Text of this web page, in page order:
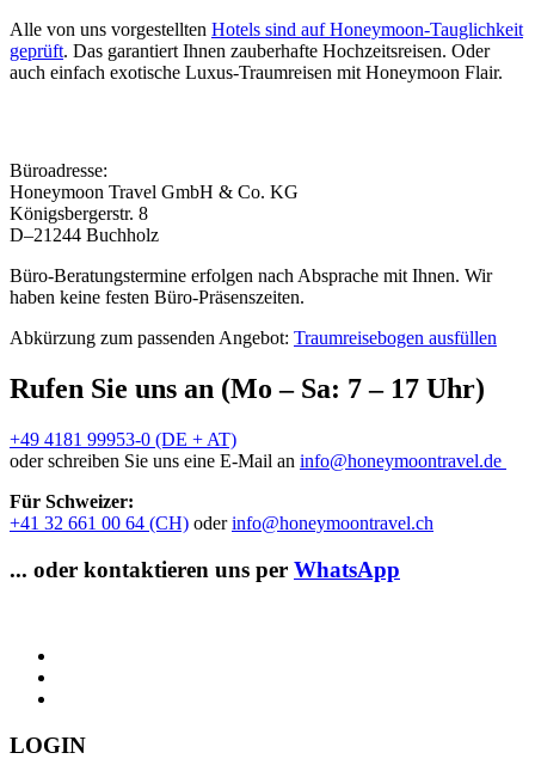
Alle von uns vorgestellten Hotels sind auf Honeymoon-Tauglichkeit
geprüft. Das garantiert Ihnen zauberhafte Hochzeitsreisen. Oder
auch einfach exotische Luxus-Traumreisen mit Honeymoon Flair.
Büroadresse:
Honeymoon Travel GmbH & Co. KG
Königsbergerstr. 8
D–21244 Buchholz
Büro-Beratungstermine erfolgen nach Absprache mit Ihnen. Wir
haben keine festen Büro-Präsenszeiten.
Abkürzung zum passenden Angebot: Traumreisebogen ausfüllen
Rufen Sie uns an (Mo – Sa: 7 – 17 Uhr)
+49 4181 99953-0 (DE + AT)
oder schreiben Sie uns eine E-Mail an info@honeymoontravel.de
Für Schweizer:
+41 32 661 00 64 (CH) oderinfo@honeymoontravel.ch
... oder kontaktieren uns per WhatsApp
LOGIN